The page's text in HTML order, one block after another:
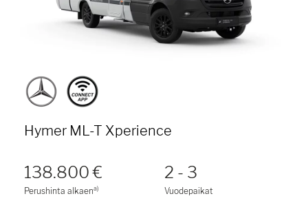
Hymer ML-T Xperience
138.800 €
Perushinta alkaena)
2 - 3
Vuodepaikat